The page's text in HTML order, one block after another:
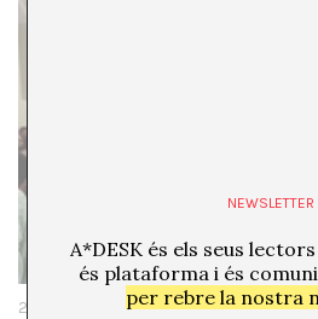
28 de setembre de 2023
NEWSLETTER
A*DESK és els seus
és plataforma i és
per rebre la nostra